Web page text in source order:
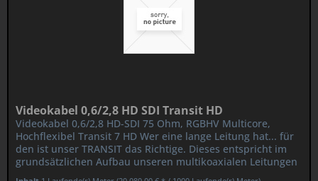
Videokabel 0,6/2,8 HD SDI Transit HD
Videokabel 0,6/2,8 HD-SDI 75 Ohm, RGBHV Multicore,
Hochflexibel Transit 7 HD Wer eine lange Leitung hat... für
den ist unser TRANSIT das Richtige. Dieses entspricht im
grundsätzlichen Aufbau unseren multikoaxialen Leitungen